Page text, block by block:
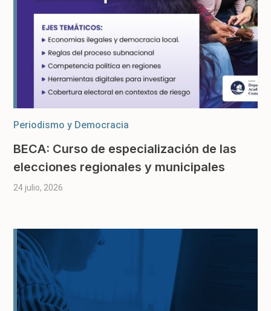
Periodismo y Democracia
BECA: Curso de especialización de las
elecciones regionales y municipales
24 julio, 2026